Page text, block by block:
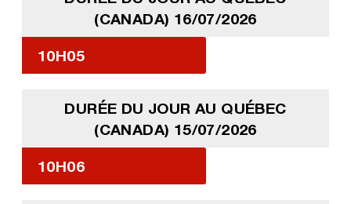
(CANADA) 16/07/2026
10H05
DURÉE DU JOUR AU QUÉBEC
(CANADA) 15/07/2026
10H06